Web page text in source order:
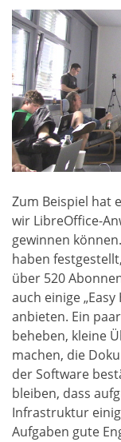
Zum Beispiel hat
wir LibreOffice-
gewinnen
haben
über 520
auch einige „Easy
anbieten. Ein
beheben, kleine
machen, die
der Software
bleiben, dass
Infrastruktur
Aufgaben gute